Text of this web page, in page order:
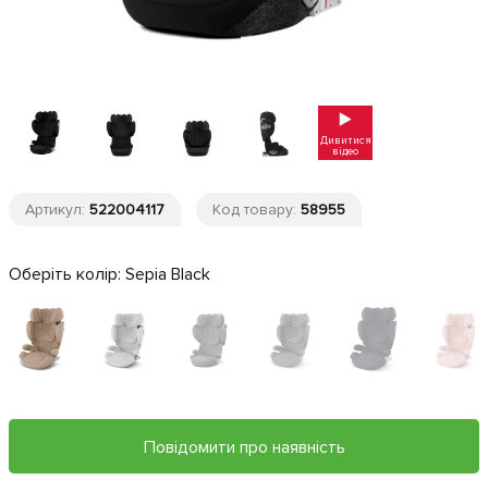
Дивитися
відео
Артикул: 522004117 Код товару: 58955
Оберіть колір: Sepia Black
Повідомити про наявність